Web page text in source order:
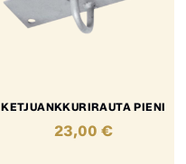
KETJUANKKURIRAUTA PIENI
23,00 €